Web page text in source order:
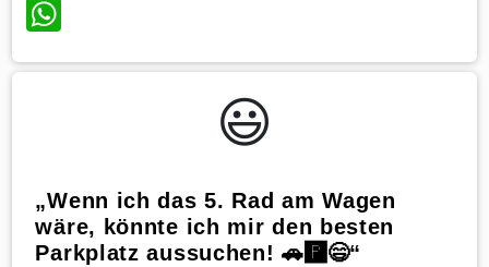
WhatsApp
😃️
„Wenn ich das 5. Rad am Wagen
wäre, könnte ich mir den besten
Parkplatz aussuchen! 🚗🅿️😄“